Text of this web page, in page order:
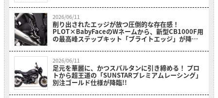
2026/06/11
削り出されたエッジが放つ圧倒的な存在感！
PLOT×BabyFaceのWネームから、新型CB1000F用
の最高峰ステップキット「ブライトエッジ」が降
2026/06/11
足元を華麗に、かつスパルタンに引き締める！ プロ
トから超王道の「SUNSTARプレミアムレーシング」
別注ゴールド仕様が降臨!!